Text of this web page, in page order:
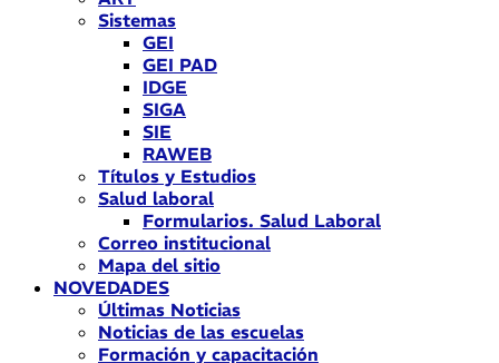
Sistemas
GEI
GEI PAD
IDGE
SIGA
SIE
RAWEB
Títulos y Estudios
Salud laboral
Formularios. Salud Laboral
Correo institucional
Mapa del sitio
NOVEDADES
Últimas Noticias
Noticias de las escuelas
Formación y capacitación